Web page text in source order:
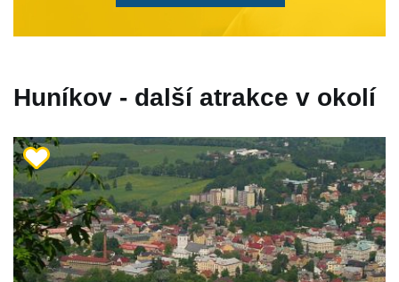
Huníkov - další atrakce v okolí